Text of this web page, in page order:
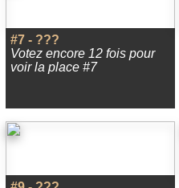
#7 - ???
Votez encore 12 fois pour
voir la place #7